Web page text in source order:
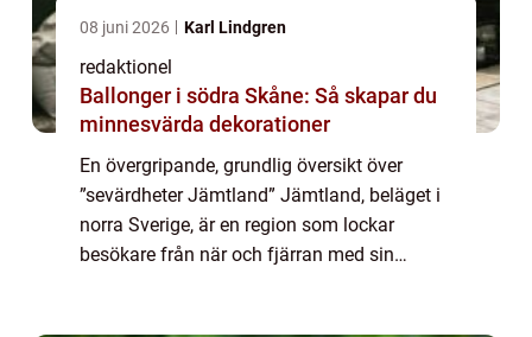
08 juni 2026 Karl Lindgren
redaktionel
Ballonger i södra Skåne: Så skapar du
minnesvärda dekorationer
En övergripande, grundlig översikt över
”sevärdheter Jämtland” Jämtland, beläget i
norra Sverige, är en region som lockar
besökare från när och fjärran med sin